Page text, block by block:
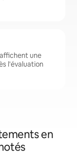
une
l'évaluation
en